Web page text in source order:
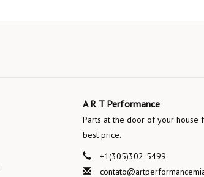
A R T Performance
Parts at the door of your house
best price.
+1(305)302-5499